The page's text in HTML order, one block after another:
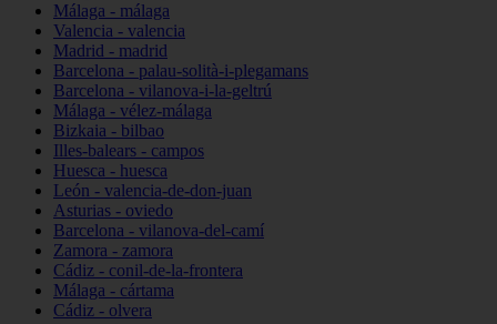
Málaga - málaga
Valencia - valencia
Madrid - madrid
Barcelona - palau-solità-i-plegamans
Barcelona - vilanova-i-la-geltrú
Málaga - vélez-málaga
Bizkaia - bilbao
Illes-balears - campos
Huesca - huesca
León - valencia-de-don-juan
Asturias - oviedo
Barcelona - vilanova-del-camí
Zamora - zamora
Cádiz - conil-de-la-frontera
Málaga - cártama
Cádiz - olvera